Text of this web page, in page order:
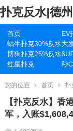
扑克反水|德
首页 EV
蜗牛扑克30%反水大
博狗扑克25%反水
红星扑克
秒
您的位置 首页 扑
【扑克反水】香
军，入账